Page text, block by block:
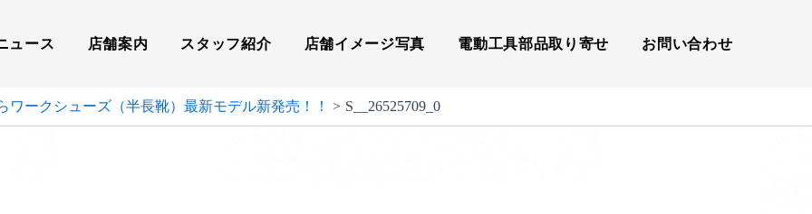
ュース 店舗案内 スタッフ紹介 店舗イメージ写真 電動工具部品取り寄せ お問い合わせ
ークシューズ（半長靴）最新モデル新発売！！ S__26525709_0